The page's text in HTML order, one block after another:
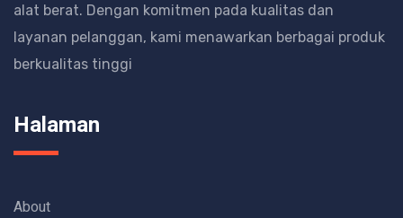
alat berat. Dengan komitmen pada kualitas dan
layanan pelanggan, kami menawarkan berbagai produk
berkualitas tinggi
Halaman
About